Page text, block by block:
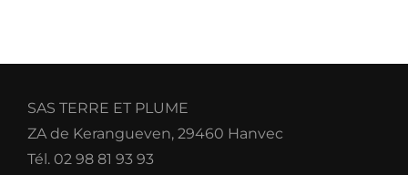
SAS TERRE ET PLUME
ZA de Kerangueven, 29460 Hanvec
Tél. 02 98 81 93 93